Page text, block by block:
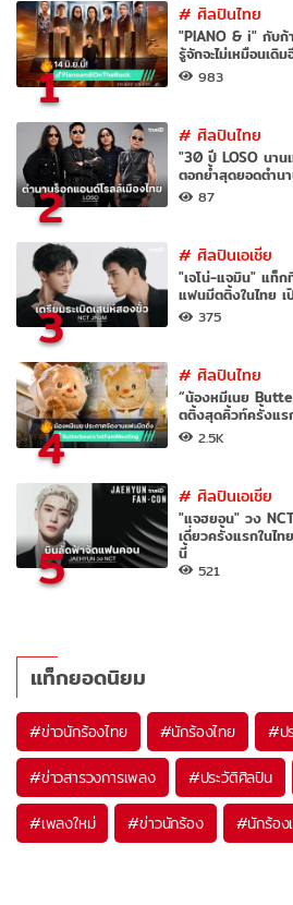
1
#ศิลปินไทย
"PIANO & i" กับ
รู้จักจะไม่เหมือนเดิ
983
2
#ศิลปินไทย
"30 ปี LOSO นาน
ตอกย้ำสุดยอดตำน
87
3
#ศิลปินเอเชีย
"เจโน่-แจมิน" แท็
แฟนมีตติ้งในไทย
375
4
#ศิลปินไทย
“น้องหมีเนย
ตติ้งสุดคิ้วท์ครั้งแร
2.5K
5
#ศิลปินเอเชีย
"แจฮยอน" วง
เดี่ยวครั้งแรกในไ
นี้
521
แท็กยอดนิยม
#ข่าวนักร้องไทย #นักร้องไทย #ป
#ข่าวสารวงการเพลง #ประวัติศิลปิน
#เพลงใหม่ #ข่าวนักร้อง #นักร้อง